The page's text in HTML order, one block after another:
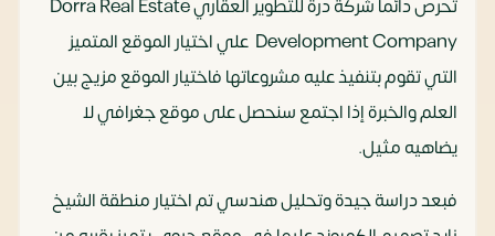
تحرص دائما شركة درة للتطوير العقاري Dorra Real Estate
Development Company علي اختيار الموقع المتميز
التي تقوم بتنفيذ عليه مشروعاتها فاختيار الموقع مزيج بين
العلم والخبرة إذا اجتمع سنحصل على موقع جغرافي لا
يضاهيه مثيل.
فبعد دراسة جيدة وتحليل هندسي تم اختيار منطقة الشيخ